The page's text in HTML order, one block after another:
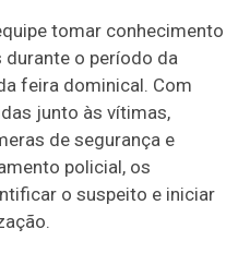
tomar conhecimento
o período da
feira dominical. Com
junto às vítimas,
de segurança e
policial, os
o suspeito e iniciar